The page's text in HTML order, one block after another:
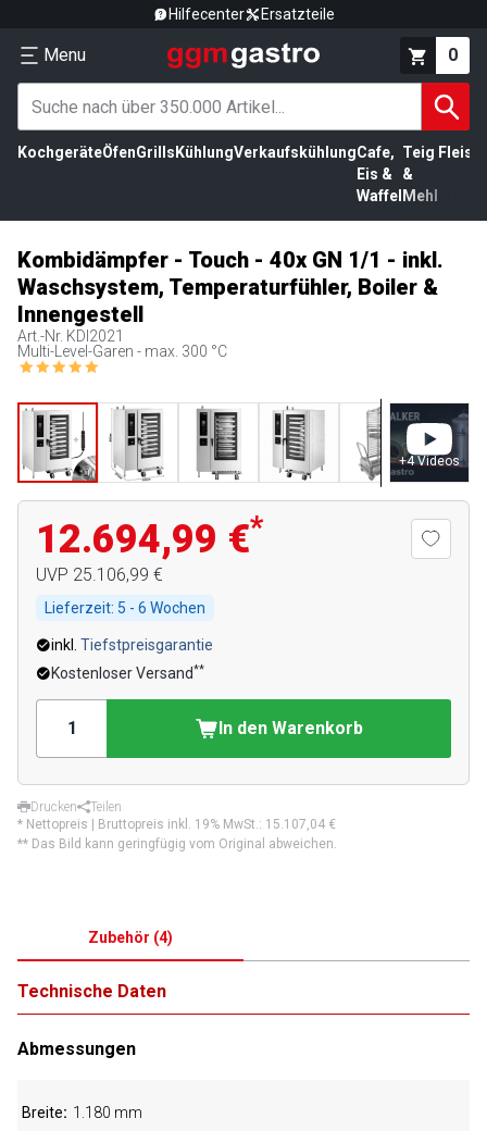
Hilfecenter Ersatzteile
Menu 0
KochgeräteÖfenGrills KühlungVerkaufskühlungCafe,
Eis &
Waffel
Teig
&
Mehl
Kombidämpfer - Touch - 40x GN 1/1 - inkl.
Waschsystem, Temperaturfühler, Boiler &
Innengestell
Art.-Nr. KDI2021
Multi-Level-Garen - max. 300 °C
+4 Videos
12.694,99 €*
UVP 25.106,99 €
Lieferzeit: 5 - 6 Wochen
inkl. Tiefstpreisgarantie
Kostenloser Versand**
In den Warenkorb
Drucken
Teilen
* Nettopreis | Bruttopreis inkl. 19% MwSt.: 15.107,04 €
** Das Bild kann geringfügig vom Original abweichen.
Zubehör (4)
Technische Daten
Abmessungen
Breite 1.180 mm